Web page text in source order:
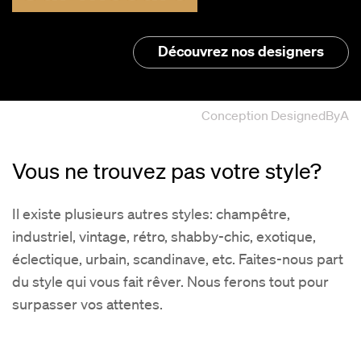
Découvrez nos designers
Conception DesignedByA
Vous ne trouvez pas votre style?
Il existe plusieurs autres styles: champêtre,
industriel, vintage, rétro, shabby-chic, exotique,
éclectique, urbain, scandinave, etc. Faites-nous part
du style qui vous fait rêver. Nous ferons tout pour
surpasser vos attentes.